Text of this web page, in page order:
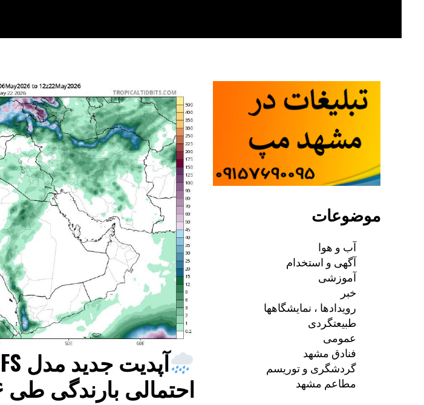
content
احتمالی بارندگی طی ۱۶
موضوعات
آب و هوا
آگهی و استخدام
آموزشی
خبر
رویدادها ، نمایشگاهها
طبیعتگردی
عمومی
فنادق مشهد
گردشگری و توریسم
مطاعم مشهد